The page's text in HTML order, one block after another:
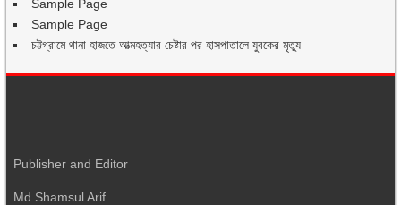
Sample Page
Sample Page
চট্টগ্রামে থানা হাজতে আত্মহত্যার চেষ্টার পর হাসপাতালে যুবকের মৃত্যু
Publisher and Editor
Md Shamsul Arif